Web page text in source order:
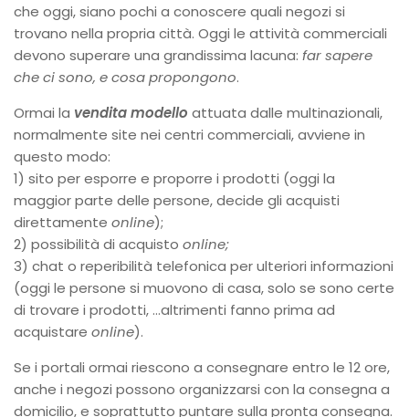
che oggi, siano pochi a conoscere quali negozi si
trovano nella propria città. Oggi le attività commerciali
devono superare una grandissima lacuna: far sapere
che ci sono, e cosa propongono.
Ormai la vendita modello attuata dalle multinazionali,
normalmente site nei centri commerciali, avviene in
questo modo:
1) sito per esporre e proporre i prodotti (oggi la
maggior parte delle persone, decide gli acquisti
direttamente online);
2) possibilità di acquisto online;
3) chat o reperibilità telefonica per ulteriori informazioni
(oggi le persone si muovono di casa, solo se sono certe
di trovare i prodotti, …altrimenti fanno prima ad
acquistare online).
Se i portali ormai riescono a consegnare entro le 12 ore,
anche i negozi possono organizzarsi con la consegna a
domicilio, e soprattutto puntare sulla pronta consegna.